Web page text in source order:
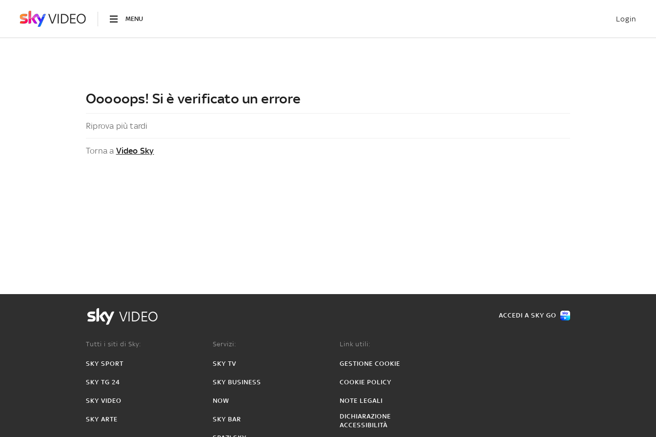
MENU Login
Ooooops! Si è verificato un errore
Riprova più tardi
Torna a Video Sky
VIDEO ACCEDI A SKY GO
Tutti i siti di Sky:
SKY SPORT
SKY TG 24
SKY VIDEO
SKY ARTE
Servizi:
SKY TV
SKY BUSINESS
NOW
SKY BAR
Link utili:
GESTIONE COOKIE
COOKIE POLICY
NOTE LEGALI
DICHIARAZIONE
ACCESSIBILITÀ